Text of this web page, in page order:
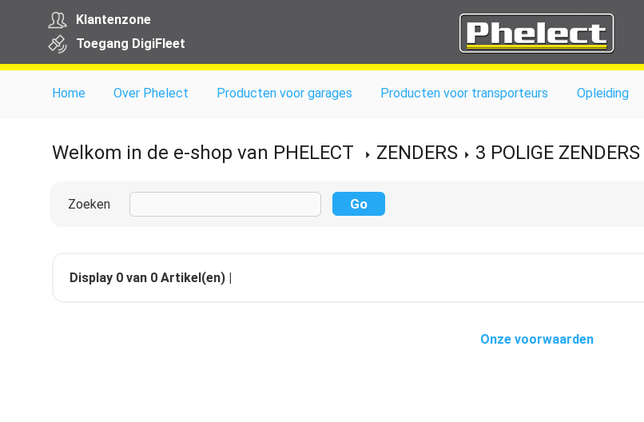
Klantenzone
Toegang DigiFleet
Home Over Phelect Producten voor garages Producten voor transporteurs Opleiding
Welkom in de e-shop van PHELECT ZENDERS 3 POLIGE ZENDERS
Zoeken
Display 0 van 0 Artikel(en) |
Onze voorwaarden